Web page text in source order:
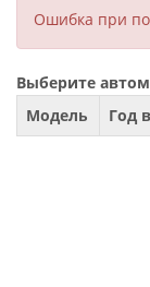
Ошибка при
Выберите
Модель
Год